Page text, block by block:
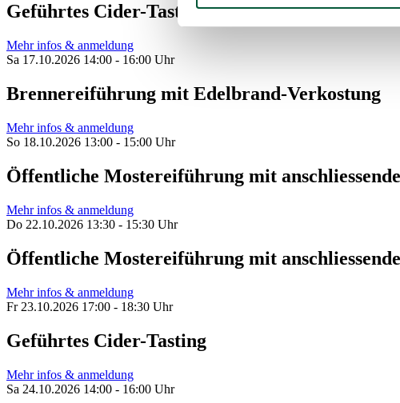
Geführtes Cider-Tasting
Mehr infos & anmeldung
Sa 17.10.2026 14:00 - 16:00 Uhr
Brennereiführung mit Edelbrand-Verkostung
Mehr infos & anmeldung
So 18.10.2026 13:00 - 15:00 Uhr
Öffentliche Mostereiführung mit
Mehr infos & anmeldung
Do 22.10.2026 13:30 - 15:30 Uhr
Öffentliche Mostereiführung mit
Mehr infos & anmeldung
Fr 23.10.2026 17:00 - 18:30 Uhr
Geführtes Cider-Tasting
Mehr infos & anmeldung
Sa 24.10.2026 14:00 - 16:00 Uhr